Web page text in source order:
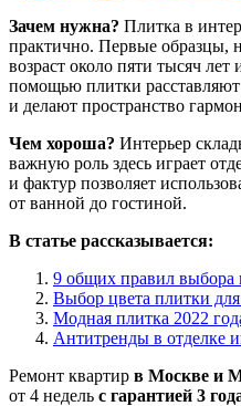
Зачем нужна? Плитка в
практично. Первые образцы,
возраст около пяти тысяч
помощью плитки
и делают пространство
Чем хороша? Интерьер
важную роль здесь играет
и фактур позволяет
от ванной до гостиной.
В статье рассказывается:
9 общих правил выбора
Выбор цвета плитки для
Модная плитка 2022
Антитренды в отделке
Ремонт квартир в Москве и
от 4 недель с гарантией 3